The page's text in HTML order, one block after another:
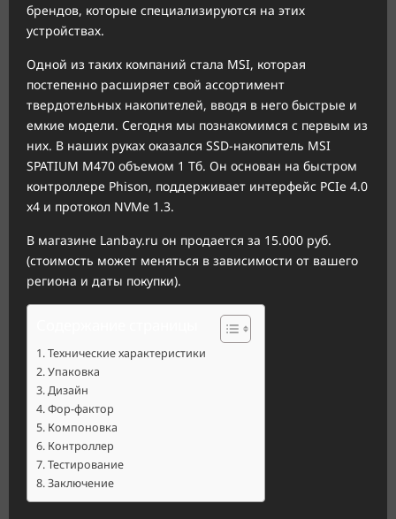
брендов, которые специализируются на этих
устройствах.
Одной из таких компаний стала MSI, которая
постепенно расширяет свой ассортимент
твердотельных накопителей, вводя в него быстрые и
емкие модели. Сегодня мы познакомимся с первым из
них. В наших руках оказался SSD-накопитель MSI
SPATIUM M470 объемом 1 Тб. Он основан на быстром
контроллере Phison, поддерживает интерфейс PCIe 4.0
x4 и протокол NVMe 1.3.
В магазине Lanbay.ru он продается за 15.000 руб.
(стоимость может меняться в зависимости от вашего
региона и даты покупки).
Технические характеристики
Упаковка
Дизайн
Фор-фактор
Компоновка
Контроллер
Тестирование
Заключение